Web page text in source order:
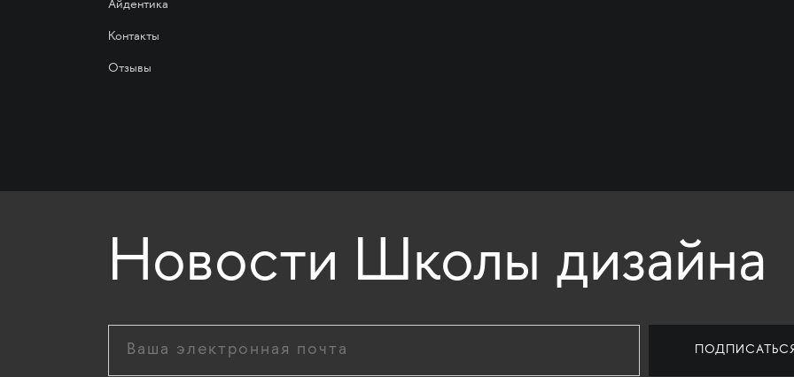
Айдентика
Контакты
Отзывы
Новости Школы дизайна